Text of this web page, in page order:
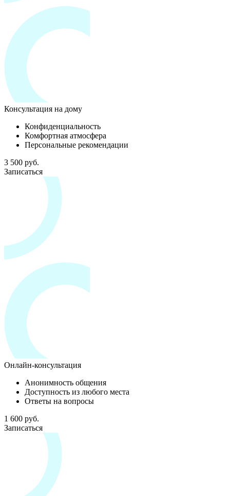
Консультация на дому
Конфиденциальность
Комфортная атмосфера
Персональные рекомендации
3 500 руб.
Записаться
Онлайн-консультация
Анонимность общения
Доступность из любого места
Ответы на вопросы
1 600 руб.
Записаться